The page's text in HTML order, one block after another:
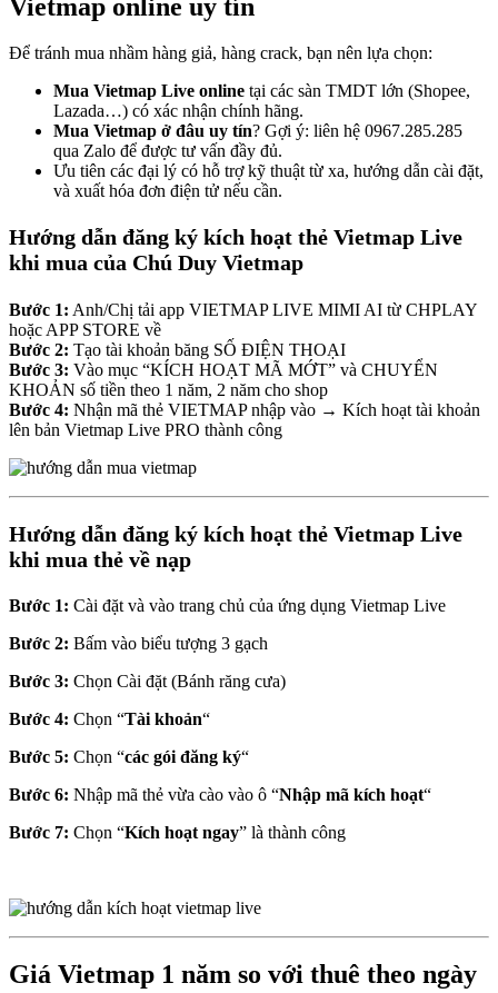
Vietmap online uy tín
Để tránh mua nhầm hàng giả, hàng crack, bạn nên lựa chọn:
Mua Vietmap Live online tại các sàn TMDT lớn (Shopee,
Lazada…) có xác nhận chính hãng.
Mua Vietmap ở đâu uy tín? Gợi ý: liên hệ 0967.285.285
qua Zalo để được tư vấn đầy đủ.
Ưu tiên các đại lý có hỗ trợ kỹ thuật từ xa, hướng dẫn cài đặt,
và xuất hóa đơn điện tử nếu cần.
Hướng dẫn đăng ký kích hoạt thẻ Vietmap Live
khi mua của Chú Duy Vietmap
Bước 1: Anh/Chị tải app VIETMAP LIVE MIMI AI từ CHPLAY
hoặc APP STORE về
Bước 2: Tạo tài khoản băng SỐ ĐIỆN THOẠI
Bước 3: Vào mục “KÍCH HOẠT MÃ MỚT” và CHUYỂN
KHOẢN số tiền theo 1 năm, 2 năm cho shop
Bước 4: Nhận mã thẻ VIETMAP nhập vào → Kích hoạt tài khoản
lên bản Vietmap Live PRO thành công
Hướng dẫn đăng ký kích hoạt thẻ Vietmap Live
khi mua thẻ về nạp
Bước 1: Cài đặt và vào trang chủ của ứng dụng Vietmap Live
Bước 2: Bấm vào biểu tượng 3 gạch
Bước 3: Chọn Cài đặt (Bánh răng cưa)
Bước 4: Chọn “Tài khoản“
Bước 5: Chọn “các gói đăng ký“
Bước 6: Nhập mã thẻ vừa cào vào ô “Nhập mã kích hoạt“
Bước 7: Chọn “Kích hoạt ngay” là thành công
Giá Vietmap 1 năm so với thuê theo ngày